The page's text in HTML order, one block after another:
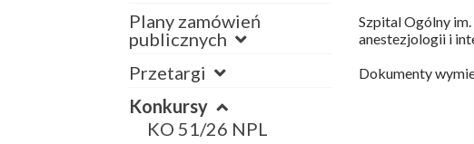
Plany zamówień
publicznych
Przetargi
Konkursy
KO 51/26 NPL
Szpital Ogólny
anestezjologii i
Dokumenty